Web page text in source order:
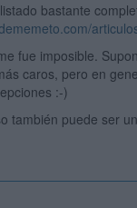
bastante
fue imposible.
caros, pero en
:-)
también puede ser